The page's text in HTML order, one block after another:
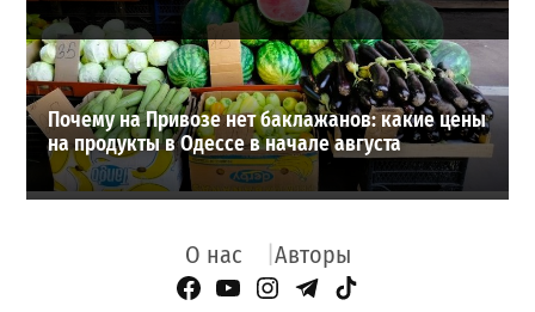
Почему на Привозе нет баклажанов: какие цены
на продукты в Одессе в начале августа
О нас Авторы
Facebook Page
YouTube
Instagram
Telegram
TikTok